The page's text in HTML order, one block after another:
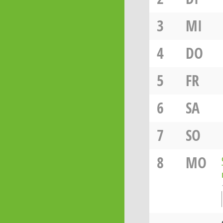
3
MI
4
DO
5
FR
6
SA
7
SO
8
MO